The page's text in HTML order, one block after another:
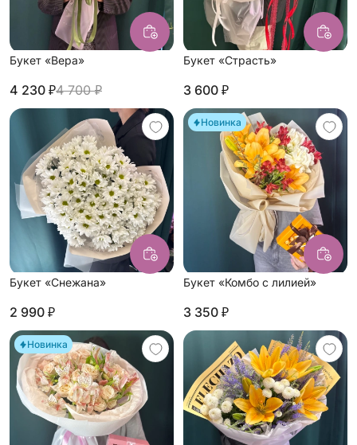
Букет «Вера»
4 230 ₽4 700 ₽
Букет «Страсть»
3 600 ₽
Букет «Снежана»
2 990 ₽
Новинка
Букет «Комбо с лилией»
3 350 ₽
Новинка